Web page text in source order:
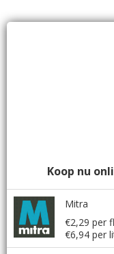
Koop nu
Mitra
€2,29 per
€6,94 per